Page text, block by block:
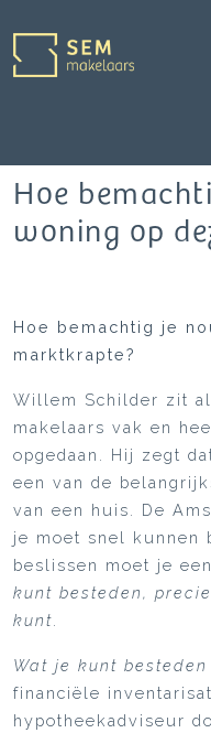
Hoe
woning op
Hoe bemachtig je
marktkrapte?
Willem Schilder zit
makelaars vak en
opgedaan. Hij zegt
een van de
van een huis. De
je moet snel kunnen
beslissen moet je
kunt besteden,
kunt
Wat je kunt besteden
financiële
hypotheekadviseur